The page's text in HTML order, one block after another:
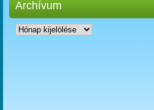
Archívum
Archívum